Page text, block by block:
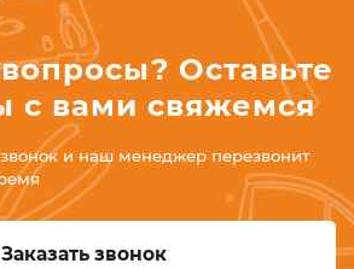
Оставьте
с вами свяжемся
звонок и наш менеджер перезвонит
Заказать звонок